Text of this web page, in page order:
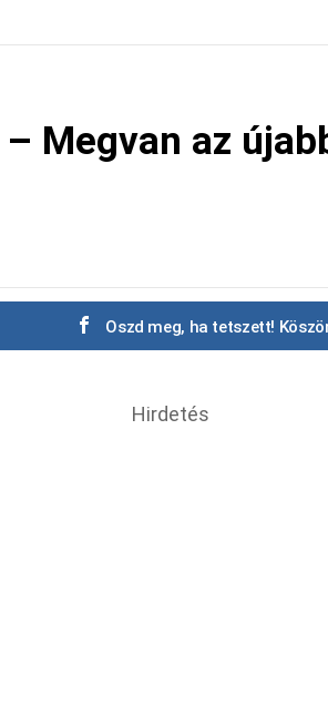
Megvan az
Oszd meg, ha tetszett!
Hirdetés